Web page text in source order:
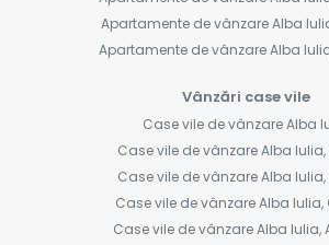
Apartamente de vânzare Alba
Apartamente de vânzare Alba
Vânzări case vile
Case vile de vânzare Alba
Case vile de vânzare Alba
Case vile de vânzare Alba Iulia,
Case vile de vânzare Alba Iulia,
Case vile de vânzare Alba Iulia,